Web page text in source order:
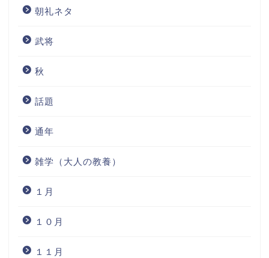
朝礼ネタ
武将
秋
話題
通年
雑学（大人の教養）
１月
１０月
１１月